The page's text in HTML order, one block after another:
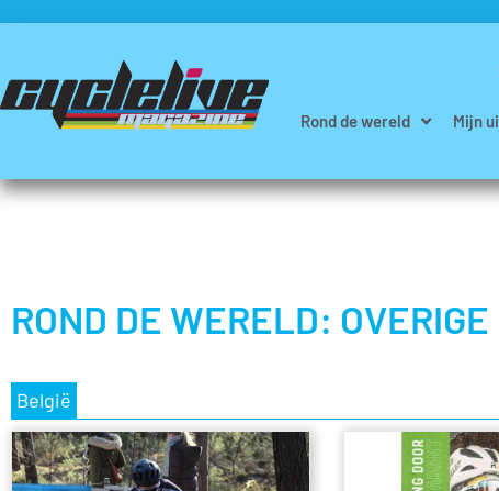
Rond de wereld Mijn
ROND DE WERELD: OVERIGE
België